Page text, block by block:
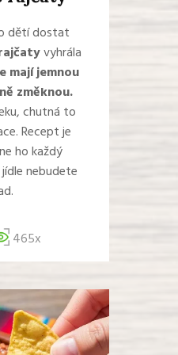
dětí dostat
vyhrála
mají jemnou
změknou.
chutná to
Recept je
ho každý
nebudete
465x